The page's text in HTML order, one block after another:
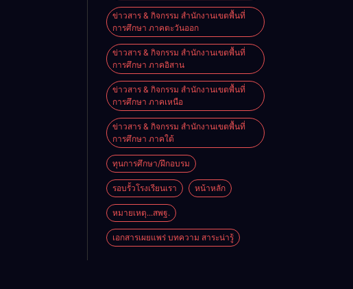
ข่าวสาร & กิจกรรม สำนักงานเขตพื้นที่
การศึกษา ภาคตะวันออก
ข่าวสาร & กิจกรรม สำนักงานเขตพื้นที่
การศึกษา ภาคอิสาน
ข่าวสาร & กิจกรรม สำนักงานเขตพื้นที่
การศึกษา ภาคเหนือ
ข่าวสาร & กิจกรรม สำนักงานเขตพื้นที่
การศึกษา ภาคใต้
ทุนการศึกษา/ฝึกอบรม
รอบรั้วโรงเรียนเรา หน้าหลัก
หมายเหตุ...สพฐ.
เอกสารเผยแพร่ บทความ สาระน่ารู้